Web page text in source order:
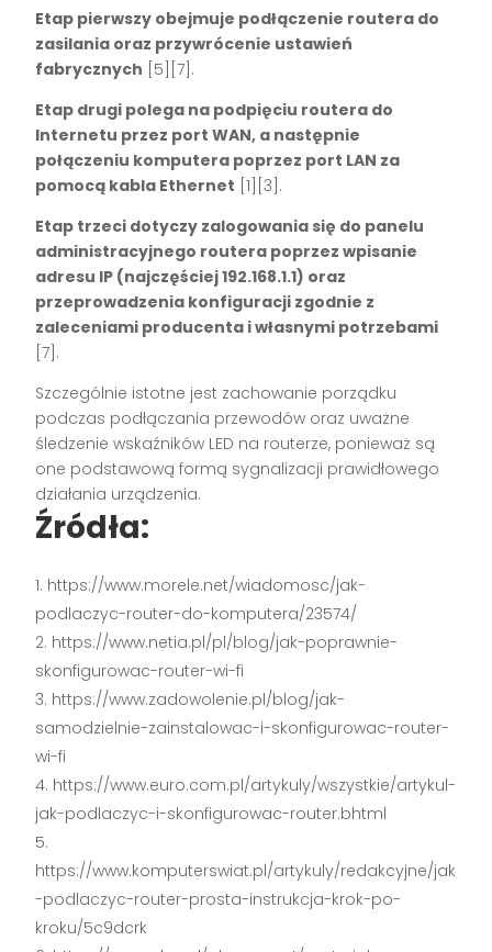
Etap pierwszy obejmuje podłączenie routera do
zasilania oraz przywrócenie ustawień
fabrycznych [5][7] .
Etap drugi polega na podpięciu routera do
Internetu przez port WAN, a następnie
połączeniu komputera poprzez port LAN za
pomocą kabla Ethernet [1][3] .
Etap trzeci dotyczy zalogowania się do panelu
administracyjnego routera poprzez wpisanie
adresu IP (najczęściej 192.168.1.1) oraz
przeprowadzenia konfiguracji zgodnie z
zaleceniami producenta i własnymi potrzebami
[7] .
Szczególnie istotne jest zachowanie porządku
podczas podłączania przewodów oraz uważne
śledzenie wskaźników LED na routerze, ponieważ są
one podstawową formą sygnalizacji prawidłowego
działania urządzenia.
Źródła:
https://www.morele.net/wiadomosc/jak-
podlaczyc-router-do-komputera/23574/
https://www.netia.pl/pl/blog/jak-poprawnie-
skonfigurowac-router-wi-fi
https://www.zadowolenie.pl/blog/jak-
samodzielnie-zainstalowac-i-skonfigurowac-router-
wi-fi
https://www.euro.com.pl/artykuly/wszystkie/artykul-
jak-podlaczyc-i-skonfigurowac-router.bhtml
https://www.komputerswiat.pl/artykuly/redakcyjne/jak
-podlaczyc-router-prosta-instrukcja-krok-po-
kroku/5c9dcrk